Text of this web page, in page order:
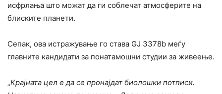
исфрлања што можат да ги соблечат атмосферите на
блиските планети.
Сепак, ова истражување го става GJ 3378b меѓу
главните кандидати за понатамошни студии за живеење.
„Крајната цел е да се пронајдат биолошки потписи.